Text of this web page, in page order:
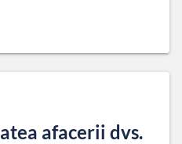
afacerii dvs.